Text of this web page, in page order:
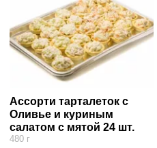
Ассорти тарталеток с
Оливье и куриным
салатом с мятой 24 шт.
480 г